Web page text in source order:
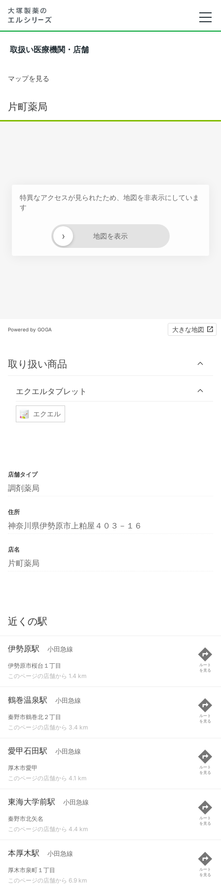
取扱い医療機関・店舗
マップを見る
片町薬局
特異なアクセスが見られたため、地図を非表示にしていま
す
地図を表示
›
Powered by GOGA 大きな地図
取り扱い商品
エクエルタブレット
エクエル
店舗タイプ
調剤薬局
住所
神奈川県伊勢原市上粕屋４０３－１６
店名
片町薬局
近くの駅
伊勢原駅 小田急線
伊勢原市桜台１丁目
このページの店舗から 1.4 km
ルート
を見る
鶴巻温泉駅 小田急線
秦野市鶴巻北２丁目
このページの店舗から 3.4 km
ルート
を見る
愛甲石田駅 小田急線
厚木市愛甲
このページの店舗から 4.1 km
ルート
を見る
東海大学前駅 小田急線
秦野市北矢名
このページの店舗から 4.4 km
ルート
を見る
本厚木駅 小田急線
厚木市泉町１丁目
このページの店舗から 6.9 km
ルート
を見る